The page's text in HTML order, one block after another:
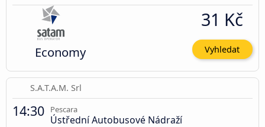
Economy
31 Kč
Vyhledat
S.A.T.A.M. Srl
14:30 Pescara
Ústřední Autobusové Nádraží